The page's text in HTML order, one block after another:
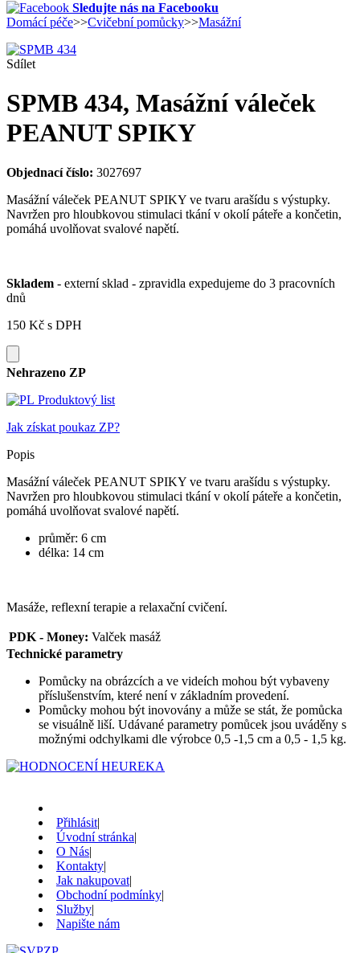
Sledujte nás na Facebooku
Domácí péče>>Cvičební pomůcky>>Masážní
Sdílet
SPMB 434, Masážní váleček
PEANUT SPIKY
Objednací číslo: 3027697
Masážní váleček PEANUT SPIKY ve tvaru arašídu s výstupky.
Navržen pro hloubkovou stimulaci tkání v okolí páteře a končetin,
pomáhá uvolňovat svalové napětí.
Skladem - externí sklad - zpravidla expedujeme do 3 pracovních
dnů
150 Kč s DPH
Nehrazeno ZP
Produktový list
Jak získat poukaz ZP?
Popis
Masážní váleček PEANUT SPIKY ve tvaru arašídu s výstupky.
Navržen pro hloubkovou stimulaci tkání v okolí páteře a končetin,
pomáhá uvolňovat svalové napětí.
průměr: 6 cm
délka: 14 cm
Masáže, reflexní terapie a relaxační cvičení.
PDK - Money: Valček masáž
Technické parametry
Pomůcky na obrázcích a ve videích mohou být vybaveny
příslušenstvím, které není v základním provedení.
Pomůcky mohou být inovovány a může se stát, že pomůcka
se visuálně liší. Udávané parametry pomůcek jsou uváděny s
možnými odchylkami dle výrobce 0,5 -1,5 cm a 0,5 - 1,5 kg.
Přihlásit|
Úvodní stránka|
O Nás|
Kontakty|
Jak nakupovat|
Obchodní podmínky|
Služby|
Napište nám